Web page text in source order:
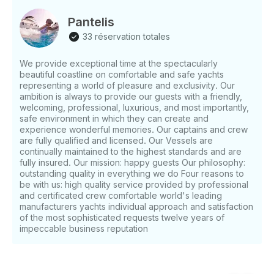
supplémentaire 150 €/heure • Croisière de 8 heures :
1800€ et prix de l'heure supplémentaire disponible
sur demande Le prix comprend le carburant pour la
les services du capitaine et de l'équipage, le vin
mousseux (brut), la bière, l'eau et les fruits de
saison. Le menu des plats est disponible en pré-
commande et sera facturé en supplément. À bord,
vous trouverez du matériel de plongée avec tuba,
des jouets aquatiques, des serviettes, une connexion
Wi-Fi, un système de musique, etc. Nous pouvons
vous fournir des cannes à pêche pour vous amuser
en précommande gratuitement. Spécifications : - -
Capacité d'accueil : 10 invités + 2 membres
d'équipage - Cabines : 1 - Nombre de couchettes : 4
Longueur totale : - 10,01 m Largeur : 3,23 m - tirant
d'eau ( - (sterndrive down) : 41"/104 cm Tirant d'eau
- (sterndrive up) : 30"/76 cm Capacité de -
Pantelis
33 réservation totales
We provide exceptional time at the spectacularly
beautiful coastline on comfortable and safe yachts
representing a world of pleasure and exclusivity. Our
ambition is always to provide our guests with a friendly,
welcoming, professional, luxurious, and most importantly,
safe environment in which they can create and
experience wonderful memories. Our captains and crew
are fully qualified and licensed. Our Vessels are
continually maintained to the highest standards and are
fully insured. Our mission: happy guests Our philosophy:
outstanding quality in everything we do Four reasons to
be with us: high quality service provided by professional
and certificated crew comfortable world's leading
manufacturers yachts individual approach and satisfaction
of the most sophisticated requests twelve years of
impeccable business reputation